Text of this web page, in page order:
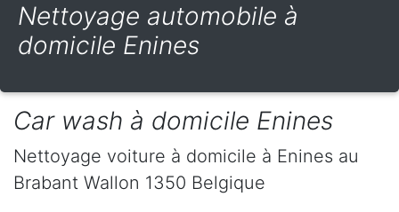
Nettoyage automobile à
domicile Enines
Car wash à domicile Enines
Nettoyage voiture à domicile à Enines au
Brabant Wallon 1350 Belgique